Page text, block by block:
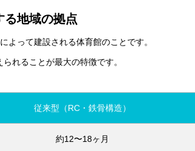
る地域の拠点
よって建設される体育館のことです。
れることが最大の特徴です。
従来型（RC・鉄骨構造）
約12〜18ヶ月